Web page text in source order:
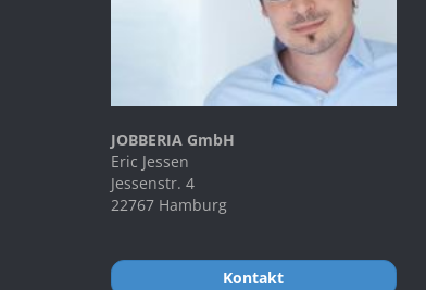
JOBBERIA GmbH
Eric Jessen
Jessenstr. 4
22767 Hamburg
Kontakt